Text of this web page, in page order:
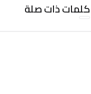
كلمات ذات صلة